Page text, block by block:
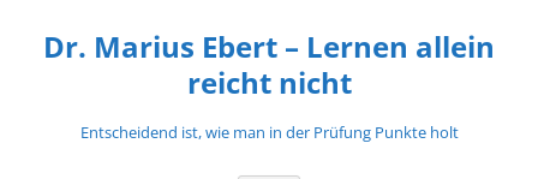
springen
Dr. Marius Ebert – Lernen allein
reicht nicht
Entscheidend ist, wie man in der Prüfung Punkte holt